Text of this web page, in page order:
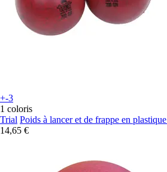
+-3
1 coloris
Trial Poids à lancer et de frappe en
14,65 €